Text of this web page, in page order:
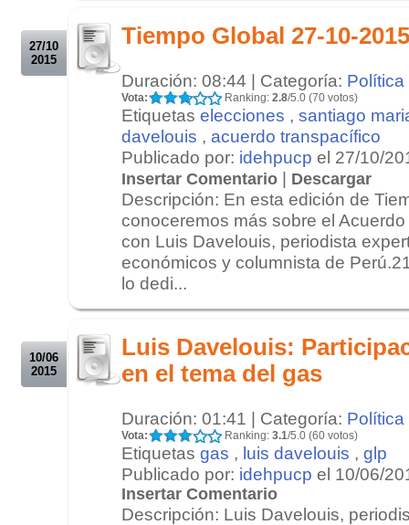
27/10
2015
Tiempo Global 27-10-2015
Duración: 08:44 | Categoría: Política
Vota: Ranking: 2.8/5.0 (70 votos)
Etiquetas elecciones , santiago
davelouis , acuerdo transpacífico
Publicado por: idehpucp el 27/10/
Insertar Comentario | Descargar
Descripción: En esta edición de
conoceremos más sobre el
con Luis Davelouis, periodista
económicos y columnista de
lo dedi...
10/06
2015
Luis Davelouis:
en el tema del gas
Duración: 01:41 | Categoría: Política
Vota: Ranking: 3.1/5.0 (60 votos)
Etiquetas gas , luis davelouis , glp
Publicado por: idehpucp el 10/06/
Insertar Comentario
Descripción: Luis Davelouis,